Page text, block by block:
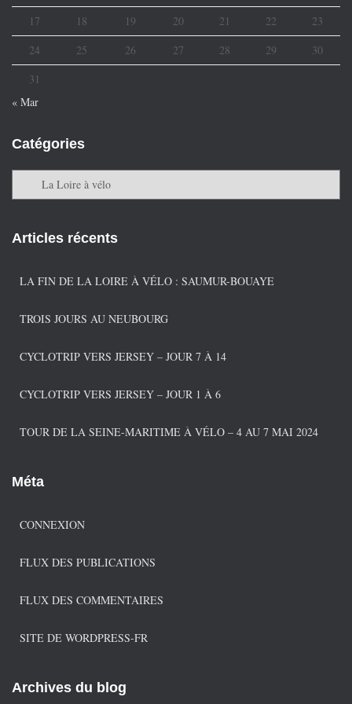
17
18 19 20 21 22
23
24
25 26 27 28 29
30
31
« Mar
Catégories
gArticles récents
LA FIN DE LA LOIRE À VÉLO : SAUMUR-BOUAYE
TROIS JOURS AU NEUBOURG
CYCLOTRIP VERS JERSEY – JOUR 7 À 14
CYCLOTRIP VERS JERSEY – JOUR 1 À 6
TOUR DE LA SEINE-MARITIME À VÉLO – 4 AU 7 MAI 2024
Méta
CONNEXION
FLUX DES PUBLICATIONS
FLUX DES COMMENTAIRES
SITE DE WORDPRESS-FR
Archives du blog